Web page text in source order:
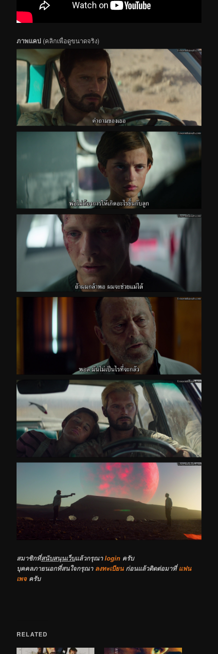
ภาพแคป (คลิกเพื่อดูขนาดจริง)
สมาชิกที่สนับสนุนเว็บแล้วกรุณาlogin ครับ
บุคคลภายนอกที่สนใจกรุณา ลงทะเบียนก่อนแล้วติดต่อมาที่แฟน
เพจครับ
RELATED